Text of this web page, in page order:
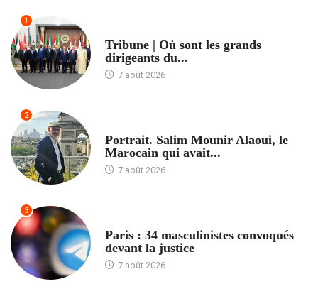
1
Tribune | Où sont les grands
dirigeants du...
7 août 2026
2
Portrait. Salim Mounir Alaoui, le
Marocain qui avait...
7 août 2026
3
Paris : 34 masculinistes convoqués
devant la justice
7 août 2026